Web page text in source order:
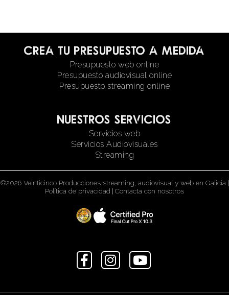
Crea tu presupuesto a medida
Presupuesto web online
Presupuesto audiovisual online
Presupuesto streaming online
Nuestros servicios
Servicios web
Servicios Audiovisuales
Streaming
©2026 Veinticinco Producciones streaming, audiovisual y web en Galicia |
Política de privacidad | Contacta con nosotros